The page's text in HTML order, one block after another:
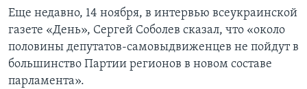
Еще недавно, 14 ноября, в интервью всеукраинской
газете «День», Сергей Соболев сказал, что «около
половины депутатов-самовыдвиженцев не пойдут в
большинство Партии регионов в новом составе
парламента».